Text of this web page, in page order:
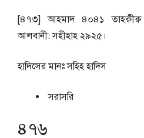
[৪৭৩] আহমাদ ৪০৪১
আলবানী: সহীহাহ ২৯২৫।
হাদিসের মানঃসহিহ হাদিস
সরাসরি
৪৭৬